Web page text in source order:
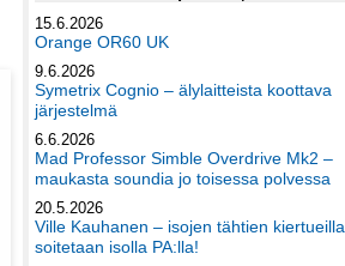
15.6.2026
Orange OR60 UK
9.6.2026
Symetrix Cognio – älylaitteista koottava
järjestelmä
6.6.2026
Mad Professor Simble Overdrive Mk2 –
maukasta soundia jo toisessa polvessa
20.5.2026
Ville Kauhanen – isojen tähtien kiertueilla
soitetaan isolla PA:lla!